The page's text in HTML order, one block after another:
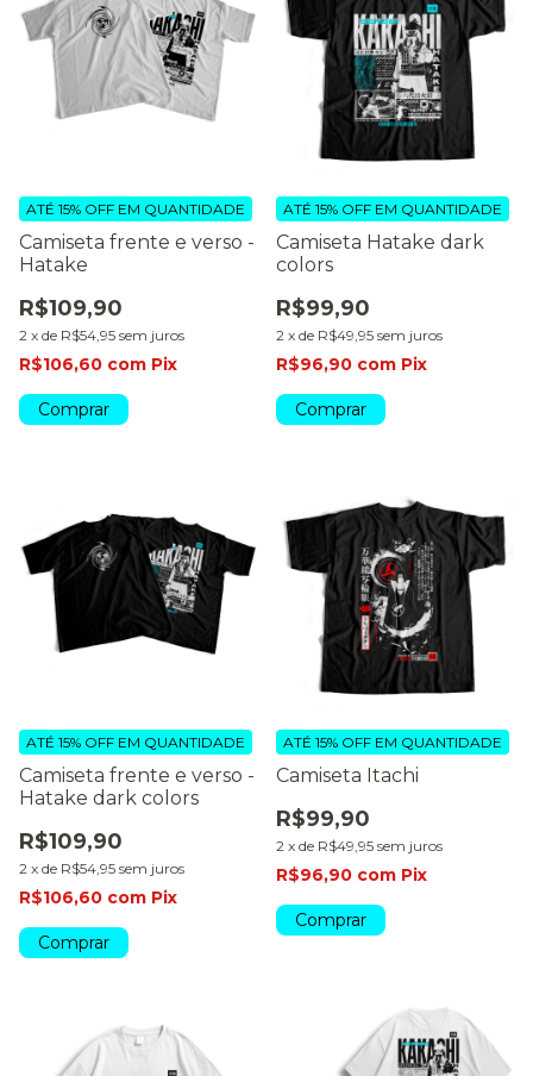
Camiseta frente e verso -
Hatake
R$109,90
2 x de R$54,95 sem juros
ATÉ 15% OFF EM QUANTIDADE
R$106,60 com Pix
Comprar
Camiseta Hatake dark
colors
R$99,90
2 x de R$49,95 sem juros
ATÉ 15% OFF EM QUANTIDADE
R$96,90 com Pix
Comprar
Camiseta frente e verso -
Hatake dark colors
R$109,90
2 x de R$54,95 sem juros
ATÉ 15% OFF EM QUANTIDADE
R$106,60 com Pix
Comprar
Camiseta Itachi
R$99,90
2 x de R$49,95 sem juros
ATÉ 15% OFF EM QUANTIDADE
R$96,90 com Pix
Comprar